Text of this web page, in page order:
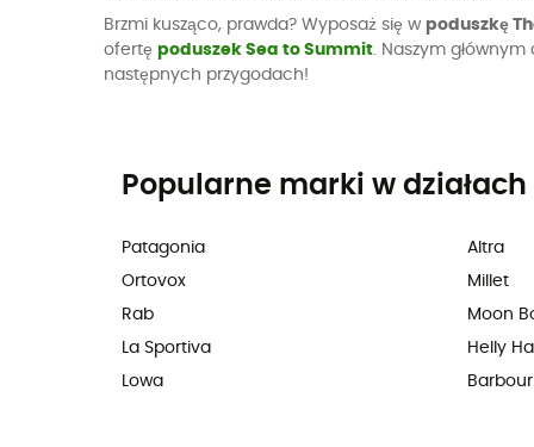
Brzmi kusząco, prawda? Wyposaż się w poduszkę
ofertę poduszek Sea to Summit . Naszym
następnych przygodach!
Popularne marki w
Patagonia
Ortovox
Rab
La Sportiva
Lowa
Altra
Millet
Moon
Helly
Barbour